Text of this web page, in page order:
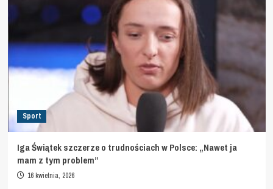
Sport
Iga Świątek szczerze o trudnościach w Polsce: „Nawet ja
mam z tym problem”
16 kwietnia, 2026